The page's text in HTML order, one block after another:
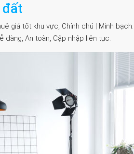
đất
giá tốt khu vực, Chính chủ | Minh bạch.
dàng, An toàn, Cập nhập liên tục.